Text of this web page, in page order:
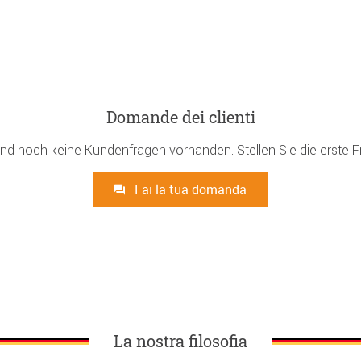
Domande dei clienti
noch keine Kundenfragen vorhanden. Stellen Sie die erste
Fai la tua domanda
La nostra filosofia